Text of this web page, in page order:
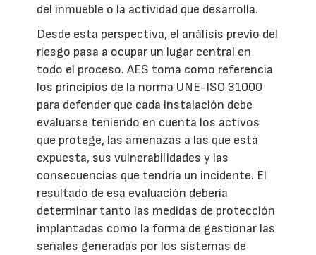
del inmueble o la actividad que desarrolla.
Desde esta perspectiva, el análisis previo del
riesgo pasa a ocupar un lugar central en
todo el proceso. AES toma como referencia
los principios de la norma UNE-ISO 31000
para defender que cada instalación debe
evaluarse teniendo en cuenta los activos
que protege, las amenazas a las que está
expuesta, sus vulnerabilidades y las
consecuencias que tendría un incidente. El
resultado de esa evaluación debería
determinar tanto las medidas de protección
implantadas como la forma de gestionar las
señales generadas por los sistemas de